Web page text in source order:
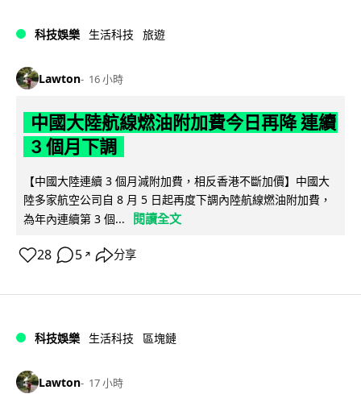
科技娛樂 生活科技 旅遊
Lawton 16 小時
中國大陸航線燃油附加費今日再降 連續
3 個月下調
【中國大陸連續 3 個月減附加費，相反香港不斷加價】中國大
陸多家航空公司自 8 月 5 日起再度下調內陸航線燃油附加費，
為年內連續第 3 個...
閱讀全文
28 5 ↗ 分享
科技娛樂 生活科技 區塊鏈
Lawton 17 小時